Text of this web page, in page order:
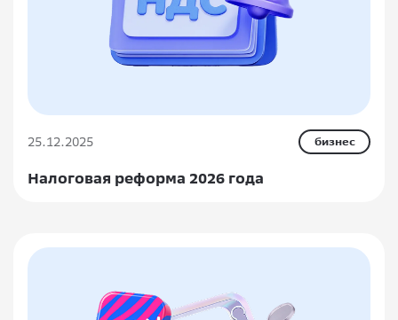
25.12.2025 бизнес
Налоговая реформа 2026 года